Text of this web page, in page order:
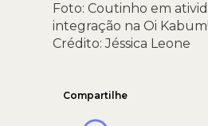
Foto: Coutinho em
integração na Oi
Crédito: Jéssica Leone
Compartilhe